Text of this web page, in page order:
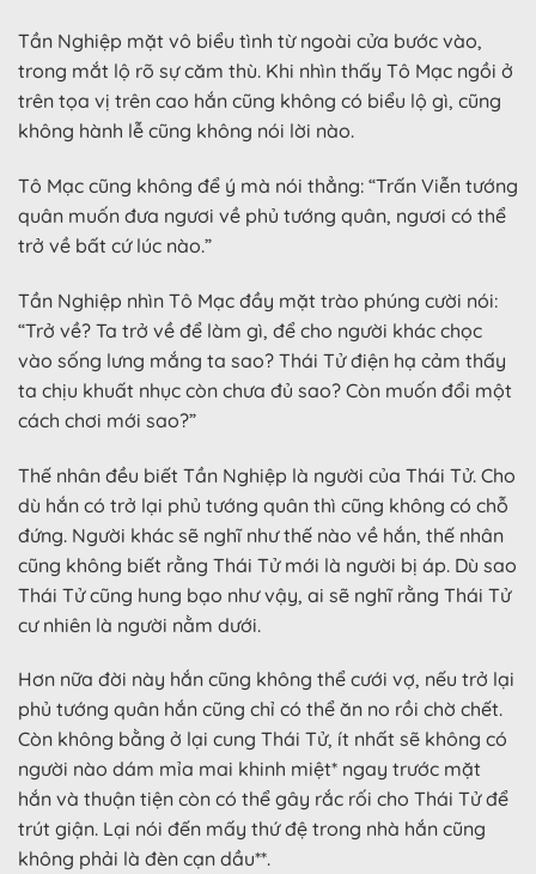
Tần Nghiệp mặt vô biểu tình từ ngoài cửa bước vào,
trong mắt lộ rõ sự căm thù. Khi nhìn thấy Tô Mạc ngồi ở
trên tọa vị trên cao hắn cũng không có biểu lộ gì, cũng
không hành lễ cũng không nói lời nào.
Tô Mạc cũng không để ý mà nói thẳng: “Trấn Viễn tướng
quân muốn đưa ngươi về phủ tướng quân, ngươi có thể
trở về bất cứ lúc nào.”
Tần Nghiệp nhìn Tô Mạc đầy mặt trào phúng cười nói:
“Trở về? Ta trở về để làm gì, để cho người khác chọc
vào sống lưng mắng ta sao? Thái Tử điện hạ cảm thấy
ta chịu khuất nhục còn chưa đủ sao? Còn muốn đổi một
cách chơi mới sao?”
Thế nhân đều biết Tần Nghiệp là người của Thái Tử. Cho
dù hắn có trở lại phủ tướng quân thì cũng không có chỗ
đứng. Người khác sẽ nghĩ như thế nào về hắn, thế nhân
cũng không biết rằng Thái Tử mới là người bị áp. Dù sao
Thái Tử cũng hung bạo như vậy, ai sẽ nghĩ rằng Thái Tử
cư nhiên là người nằm dưới.
Hơn nữa đời này hắn cũng không thể cưới vợ, nếu trở lại
phủ tướng quân hắn cũng chỉ có thể ăn no rồi chờ chết.
Còn không bằng ở lại cung Thái Tử, ít nhất sẽ không có
người nào dám mỉa mai khinh miệt* ngay trước mặt
hắn và thuận tiện còn có thể gây rắc rối cho Thái Tử để
trút giận. Lại nói đến mấy thứ đệ trong nhà hắn cũng
không phải là đèn cạn dầu**.